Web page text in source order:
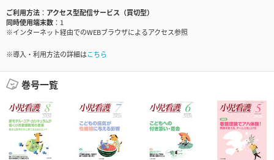
ご利用方法
アクセス型配信サービス（買切型）
同時使用端末数
1
※インターネット経由でのWEBブラウザによるアクセス参照
※導入・利用方法の詳細はこちら
巻号一覧